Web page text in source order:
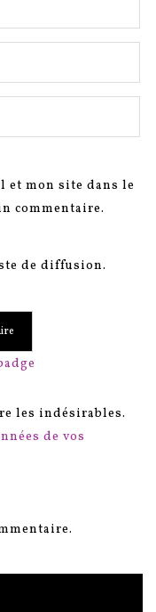
avec*
mon site dans le
de diffusion.